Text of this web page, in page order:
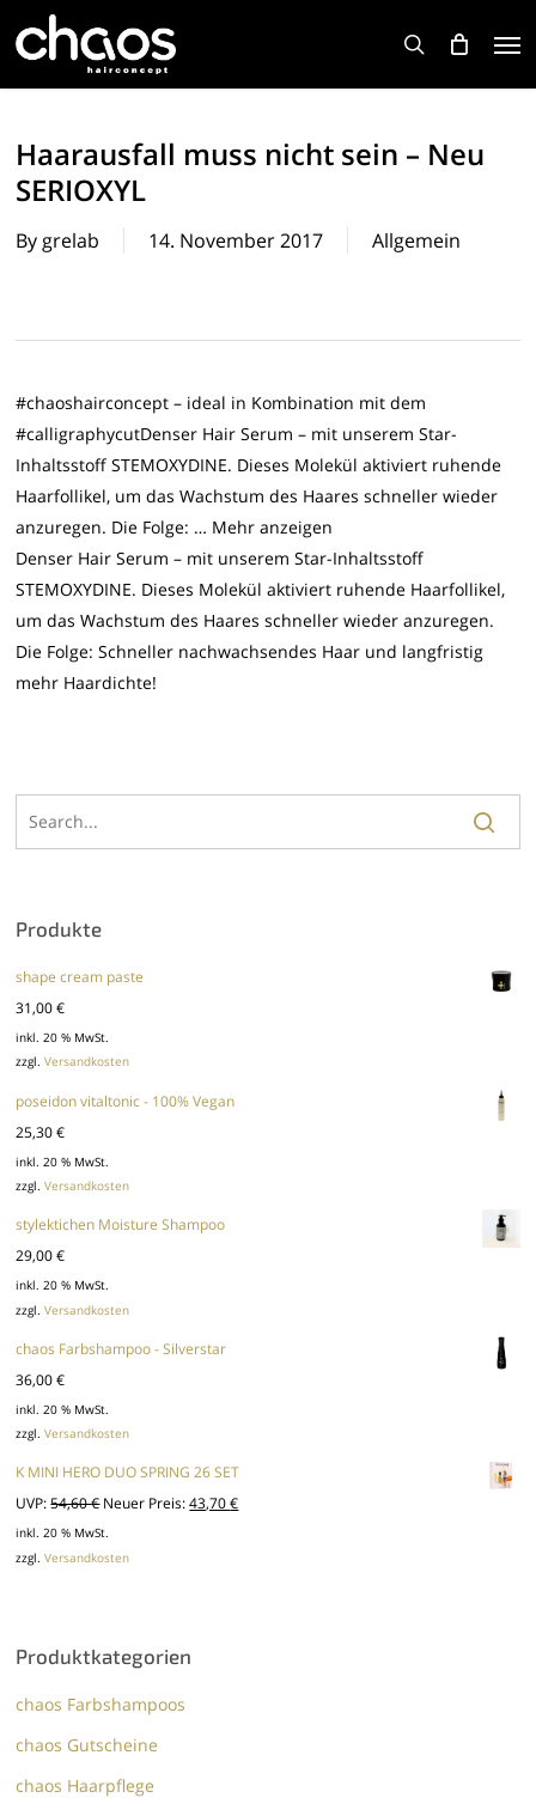
search
Haarausfall muss nicht sein – Neu
SERIOXYL
By grelab 14. November 2017 Allgemein
#chaoshairconcept – ideal in Kombination mit dem
#calligraphycutDenser Hair Serum – mit unserem Star-
Inhaltsstoff STEMOXYDINE. Dieses Molekül aktiviert ruhende
Haarfollikel, um das Wachstum des Haares schneller wieder
anzuregen. Die Folge: … Mehr anzeigen
Denser Hair Serum – mit unserem Star-Inhaltsstoff
STEMOXYDINE. Dieses Molekül aktiviert ruhende Haarfollikel,
um das Wachstum des Haares schneller wieder anzuregen.
Die Folge: Schneller nachwachsendes Haar und langfristig
mehr Haardichte!
Produkte
shape cream paste
31,00€
inkl. 20 % MwSt.
zzgl.Versandkosten
poseidon vitaltonic - 100% Vegan
25,30€
inkl. 20 % MwSt.
zzgl.Versandkosten
stylektichen Moisture Shampoo
29,00€
inkl. 20 % MwSt.
zzgl.Versandkosten
chaos Farbshampoo - Silverstar
36,00€
inkl. 20 % MwSt.
zzgl.Versandkosten
K MINI HERO DUO SPRING 26 SET
UVP: 54,60€ Ursprünglicher
Preis
war:
Neuer Preis: 43,70€Aktueller
inkl. 20 % MwSt.
zzgl.Versandkosten
Produktkategorien
chaos Farbshampoos
chaos Gutscheine
chaos Haarpflege